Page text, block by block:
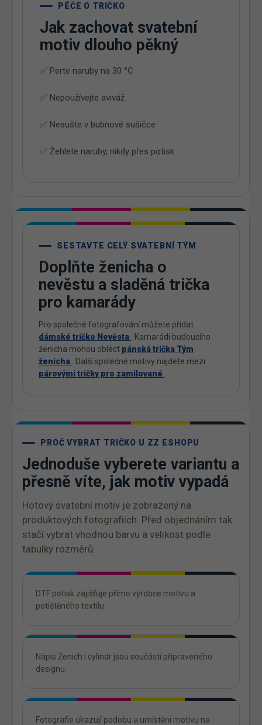
PÉČE O TRIČKO
Jak zachovat svatební
motiv dlouho pěkný
✅ Perte naruby na 30 °C
✅ Nepoužívejte aviváž
✅ Nesušte v bubnové sušičce
✅ Žehlete naruby, nikdy přes potisk
SESTAVTE CELÝ SVATEBNÍ TÝM
Doplňte ženicha o
nevěstu a sladěná trička
pro kamarády
Pro společné fotografování můžete přidat
dámské tričko Nevěsta
. Kamarádi budoucího
ženicha mohou obléct pánská trička Tým
ženicha
. Další společné motivy najdete mezi
párovými tričky pro zamilované
PROČ VYBRAT TRIČKO U ZZ ESHOPU
Jednoduše vyberete variantu a
přesně víte, jak motiv vypadá
Hotový svatební motiv je zobrazený na
produktových fotografiích. Před objednáním tak
stačí vybrat vhodnou barvu a velikost podle
tabulky rozměrů.
DTF potisk zajišťuje přímo výrobce motivu a
potištěného textilu.
Nápis Ženich i cylindr jsou součástí připraveného
designu.
Fotografie ukazují podobu a umístění motivu na